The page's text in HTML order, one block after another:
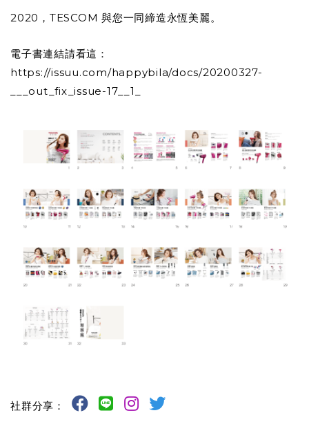
2020，TESCOM 與您一同締造永恆美麗。
電子書連結請看這：
https://issuu.com/happybila/docs/20200327-
___out_fix_issue-17__1_
社群分享：